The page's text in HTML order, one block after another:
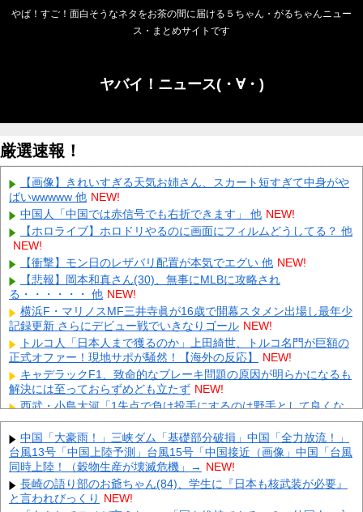
やば！すご！面白そうなネタをお茶の間に届ける５ちゃん・がるちゃんニュー
ス・まとめサイトです
ヤバイ！ニュース(・∀・)
厳選速報！
【画像】きれいすぎる天気お姉さん、スカート短すぎて中身がや
ばいwwwww 他 NEW!
中国人「中国では赤信号でも右折できます」 他 NEW!
【ホロライブ】ホロドリやるのに画面にフィルムどうしてる？ 他
NEW!
【衝撃】モン日のレザバリ配置が本気でエグい 他 NEW!
【悲報】岡本和真さん(30)、無事にMLBに攻略され
る・・・・・・ 他 NEW!
横浜F・マリノスMF三井寺眞が16歳で開幕スタメン出場し最年少
記録更新 さらにデビュー戦でいきなりゴール NEW!
トルコ人「日本人まで獲るのか」上田綺世、トルコ名門が巨額の
正式オファー！現地サポが騒然！【海外の反応】
NEW!
キャデラックF1、致命的なブレーキ問題の原因が明らかになるも
解決には至っておらずめども立たず NEW!
西武・小島大河「1失点で負け投手にするのは野手として良くな
い」 NEW!
【画像】 テレ朝の気象予報士さん、意外と小さかった NEW!
記録的猛暑の欧州、ドナウ川の水位が低下してマンモスの骨や沈
没したドイツ軍の戦艦が出現 NEW!
【驚愕】 新幹線じゃなく『帰省費4000円』安くなる在来線で帰
省した結果ｗｗｗｗｗ NEW!
中国「大豪雨！」三峡ダム「基礎部分破損」中国「全力放流！」
台風13号「中国上陸予測」台風15号「中国接近（画像」中国「台風
同時上陸！（穀物生産が壊滅危機」→ NEW!
長崎の語り部のお爺ちゃん(84)、学生に『日本も核武装が必要』
と言われびっくり NEW!